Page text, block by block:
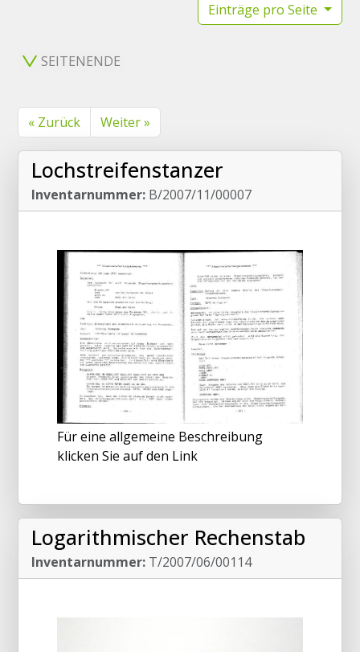
Einträge pro Seite
SEITENENDE
« Zurück Weiter »
Lochstreifenstanzer
Inventarnummer: B/2007/11/00007
Für eine allgemeine Beschreibung
klicken Sie auf den Link
Logarithmischer Rechenstab
Inventarnummer: T/2007/06/00114